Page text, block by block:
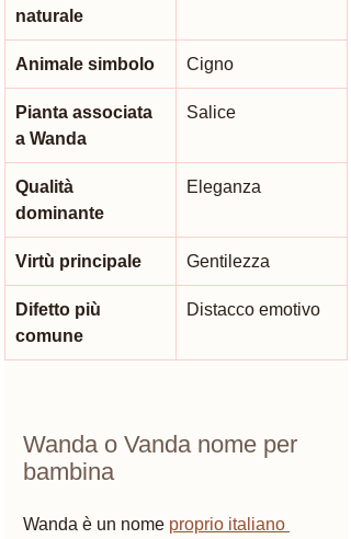
naturale
Animale simbolo Cigno
Pianta associata
a Wanda
Salice
Qualità
dominante
Eleganza
Virtù principale Gentilezza
Difetto più
comune
Distacco emotivo
Wanda o Vanda nome per
bambina
Wanda è un nome proprio italiano